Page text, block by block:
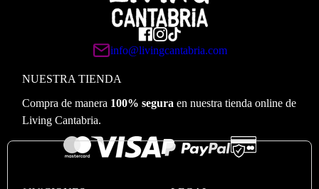
info@livingcantabria.com
NUESTRA TIENDA
Compra de manera 100% segura en nuestra tienda online de
Living Cantabria.